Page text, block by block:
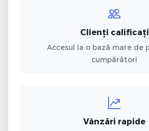
Clienți calificați
Accesul la o bază mare de
cumpărători
Vânzări rapide